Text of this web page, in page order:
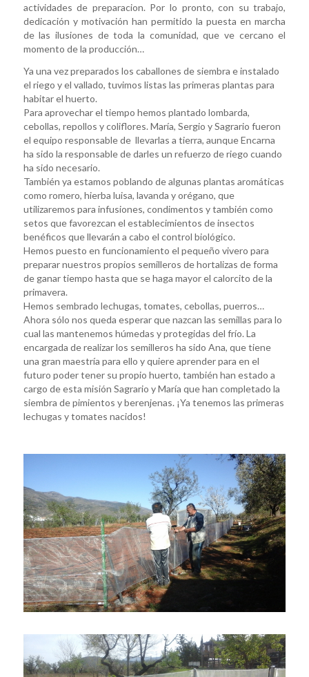
actividades de preparacion. Por lo pronto, con su trabajo,
dedicación y motivación han permitido la puesta en marcha
de las ilusiones de toda la comunidad, que ve cercano el
momento de la producción…
Ya una vez preparados los caballones de siembra e instalado
el riego y el vallado, tuvimos listas las primeras plantas para
habitar el huerto.
Para aprovechar el tiempo hemos plantado lombarda,
cebollas, repollos y coliflores. María, Sergio y Sagrario fueron
el equipo responsable de llevarlas a tierra, aunque Encarna
ha sido la responsable de darles un refuerzo de riego cuando
ha sido necesario.
También ya estamos poblando de algunas plantas aromáticas
como romero, hierba luisa, lavanda y orégano, que
utilizaremos para infusiones, condimentos y también como
setos que favorezcan el establecimientos de insectos
benéficos que llevarán a cabo el control biológico.
Hemos puesto en funcionamiento el pequeño vivero para
preparar nuestros propios semilleros de hortalizas de forma
de ganar tiempo hasta que se haga mayor el calorcito de la
primavera.
Hemos sembrado lechugas, tomates, cebollas, puerros…
Ahora sólo nos queda esperar que nazcan las semillas para lo
cual las mantenemos húmedas y protegidas del frío. La
encargada de realizar los semilleros ha sido Ana, que tiene
una gran maestría para ello y quiere aprender para en el
futuro poder tener su propio huerto, también han estado a
cargo de esta misión Sagrario y María que han completado la
siembra de pimientos y berenjenas. ¡Ya tenemos las primeras
lechugas y tomates nacidos!